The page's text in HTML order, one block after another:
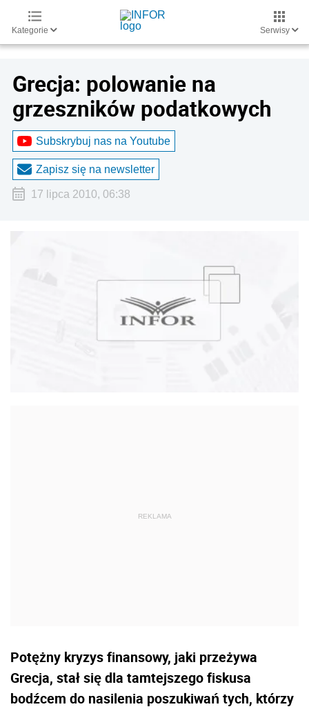
Kategorie Serwisy
Grecja: polowanie na
grzeszników podatkowych
Subskrybuj nas na Youtube
Zapisz się na newsletter
17 lipca 2010, 06:38
Potężny kryzys finansowy, jaki przeżywa
Grecja, stał się dla tamtejszego fiskusa
bodźcem do nasilenia poszukiwań tych, którzy